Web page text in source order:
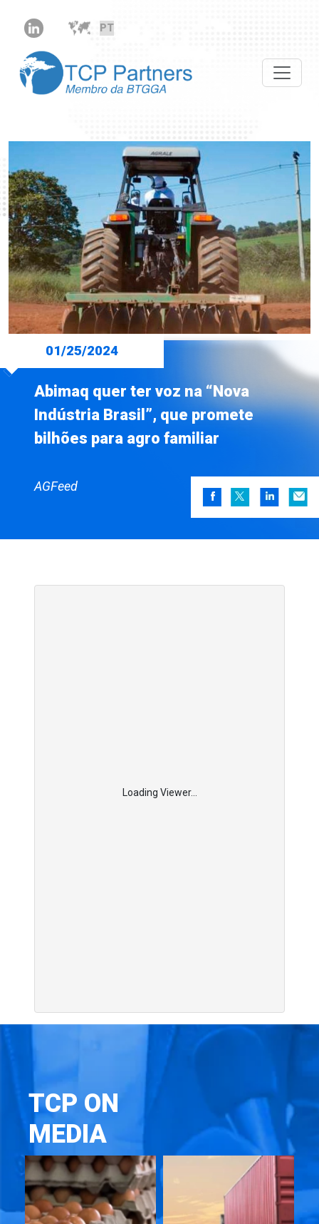
01/25/2024
Abimaq quer ter voz na “Nova
Indústria Brasil”, que promete
bilhões para agro familiar
AGFeed
Loading Viewer...
TCP ON
MEDIA